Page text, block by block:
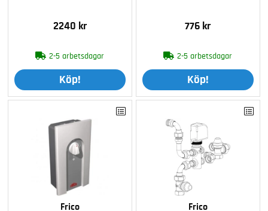
2240 kr
2-5 arbetsdagar
Köp!
776 kr
2-5 arbetsdagar
Köp!
Frico Frico